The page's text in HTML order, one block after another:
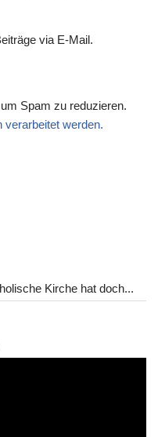
via E-Mail.
Spam zu reduzieren.
verarbeitet werden.
Kirche hat doch...